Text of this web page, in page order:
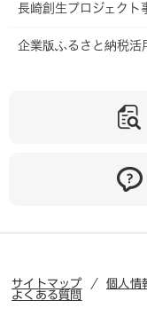
長崎創生プロジェクト
企業版ふるさと納税活
サイトマップ 個人情
よくある質問